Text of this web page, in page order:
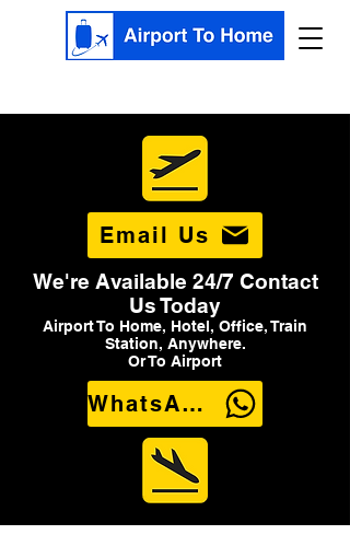
Email Us
We're Available 24/7 Contact
Us Today
Airport To Home, Hotel, Office, Train
Station, Anywhere.
Or To Airport
WhatsApp Us